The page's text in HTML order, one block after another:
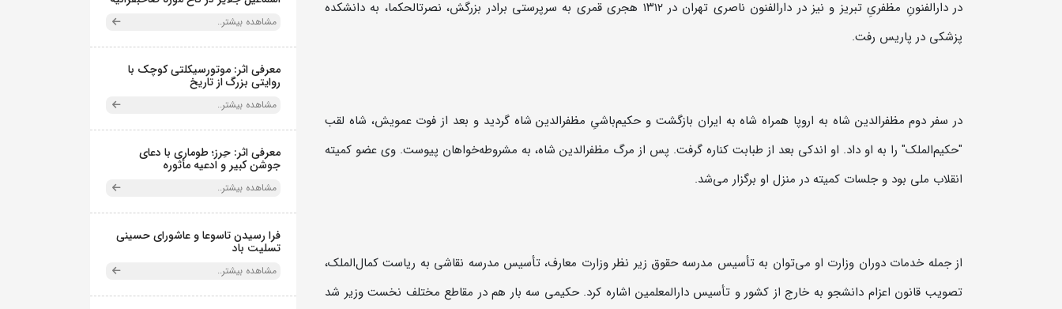
در دارالفنونِ مظفریِ تبریز و نیز در دارالفنون ناصری تهران در ۱۳۱۲ هجری قمری به سرپرستی برادر بزرگش، نصرتالحکما، به دانشکده
پزشکی در پاریس رفت.
در سفر دوم مظفرالدین شاه به اروپا همراه شاه به ایران بازگشت و حکیم‌باشیِ مظفرالدین شاه گردید و بعد از فوت عمویش، شاه لقب
"حکیم‌الملک" را به او داد. او اندکی بعد از طبابت کناره گرفت. پس از مرگ مظفرالدین شاه، به مشروطه‌خواهان پیوست. وی عضو کمیته
انقلاب ملی بود و جلسات کمیته در منزل او برگزار می‌شد.
از جمله خدمات دوران وزارت او می‌توان به تأسیس مدرسه حقوق زیر نظر وزارت معارف، تأسیس مدرسه نقاشی به ریاست کمال‌الملک،
تصویب قانون اعزام دانشجو به خارج از کشور و تأسیس دارالمعلمین اشاره کرد. حکیمی سه بار هم در مقاطع مختلف نخست وزیر شد
مشاهده بیشتر..
معرفی اثر: موتورسیکلتی کوچک با
روایتی بزرگ از تاریخ
مشاهده بیشتر..
معرفی اثر: حِرز؛ طوماری با دعای
جوشن کبیر و ادعیه مأثوره
مشاهده بیشتر..
فرا رسیدن تاسوعا و عاشورای حسینی
تسلیت باد
مشاهده بیشتر..